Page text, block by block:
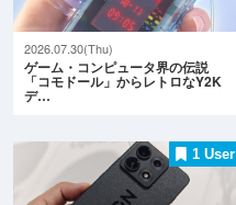
2026.07.30(Thu)
ゲーム・コンピュータ界の伝説
「コモドール」からレトロなY2K
デ…
1 User